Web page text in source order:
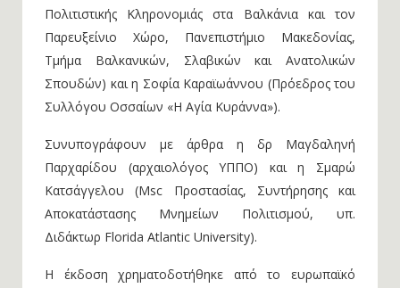
Πολιτιστικής Κληρονομιάς στα Βαλκάνια και τον
Παρευξείνιο Χώρο, Πανεπιστήμιο Μακεδονίας,
Τμήμα Βαλκανικών, Σλαβικών και Ανατολικών
Σπουδών) και η Σοφία Καραϊωάννου (Πρόεδρος του
Συλλόγου Οσσαίων «Η Αγία Κυράννα»).
Συνυπογράφουν με άρθρα η δρ Μαγδαληνή
Παρχαρίδου (αρχαιολόγος ΥΠΠΟ) και η Σμαρώ
Κατσάγγελου (Msc Προστασίας, Συντήρησης και
Αποκατάστασης Μνημείων Πολιτισμού, υπ.
Διδάκτωρ Florida Atlantic University).
Η έκδοση χρηματοδοτήθηκε από το ευρωπαϊκό